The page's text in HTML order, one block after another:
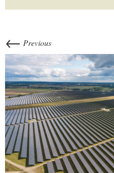
← Previous